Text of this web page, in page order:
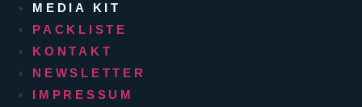
MEDIA KIT
PACKLISTE
KONTAKT
NEWSLETTER
IMPRESSUM